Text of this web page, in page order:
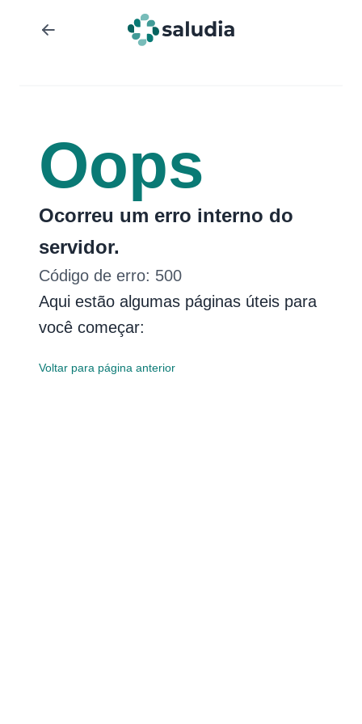
Oops
Ocorreu um erro interno do
servidor.
Código de erro: 500
Aqui estão algumas páginas úteis para
você começar:
Voltar para página anterior